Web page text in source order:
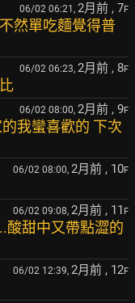
06/02 06:21, 2月前 , 7F
然單吃麵覺得普
06/02 06:23, 2月前 , 8F
06/02 08:00, 2月前 , 9F
我蠻喜歡的 下次
06/02 08:00, 2月前 , 10F
06/02 09:08, 2月前 , 11 F
酸甜中又帶點澀的
06/02 12:39, 2月前 , 12F